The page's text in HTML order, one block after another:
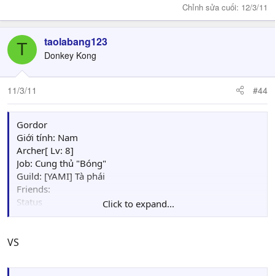
Chỉnh sửa cuối: 12/3/11
T taolabang123
Donkey Kong
11/3/11 #44
Gordor
Giới tính: Nam
Archer[ Lv: 8]
Job: Cung thủ "Bóng"
Guild: [YAMI] Tà phái
Friends:
Status
HP : 17/17
Skl: 7---Luck: 0
Def: 8---Mov: 4
Click to expand...
VS